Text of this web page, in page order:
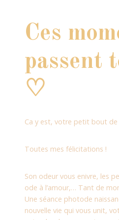
Ces
passent
♡
Ca y est, votre petit bout de
Toutes mes félicitations !
Son odeur vous enivre, les
ode à l’amour,… Tant de
Une séance photode
nouvelle vie qui vous unit,